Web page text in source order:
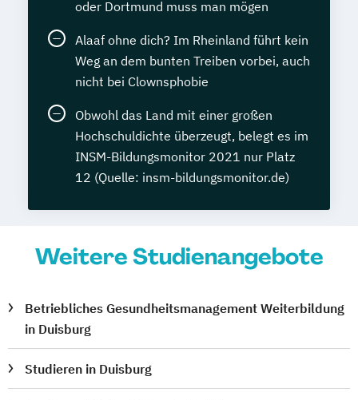
oder Dortmund muss man mögen
Alaaf ohne dich? Im Rheinland führt kein
Weg an dem bunten Treiben vorbei, auch
nicht bei Clownsphobie
Obwohl das Land mit einer großen
Hochschuldichte überzeugt, belegt es im
INSM-Bildungsmonitor 2021 nur Platz
12 (Quelle: insm-bildungsmonitor.de)
Weitere Studienangebote
Betriebliches Gesundheitsmanagement Weiterbildung
in Duisburg
Studieren in Duisburg